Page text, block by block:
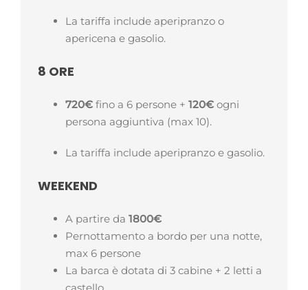
La tariffa include aperipranzo o
apericena e gasolio.
8 ORE
720€fino a 6 persone + 120€ogni
persona aggiuntiva (max 10).
La tariffa include aperipranzo e gasolio.
WEEKEND
A partire da 1800€
Pernottamento a bordo per una notte,
max 6 persone
La barca è dotata di 3 cabine + 2 letti a
castello